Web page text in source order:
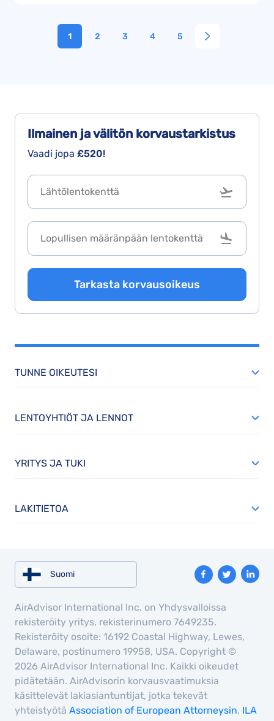
1 2 3 4 5
Ilmainen ja välitön korvaustarkistus
Vaadi jopa £520!
Tarkasta korvausoikeus
TUNNE OIKEUTESI
LENTOYHTIÖT JA LENNOT
YRITYS JA TUKI
LAKITIETOA
Suomi
AirAdvisor International Inc. on Yhdysvalloissa
rekisteröity yritys, rekisterinumero 7649235.
Rekisteröity osoite: 16192 Coastal Highway, Lewes,
Delaware, postinumero 19958, USA. Copyright ©
2026 AirAdvisor International Inc. Kaikki oikeudet
pidätetään. AirAdvisorin korvausvaatimuksia
käsittelevät lakiasiantuntijat, jotka tekevät
yhteistyötä Association of European Attorneysin, ILA